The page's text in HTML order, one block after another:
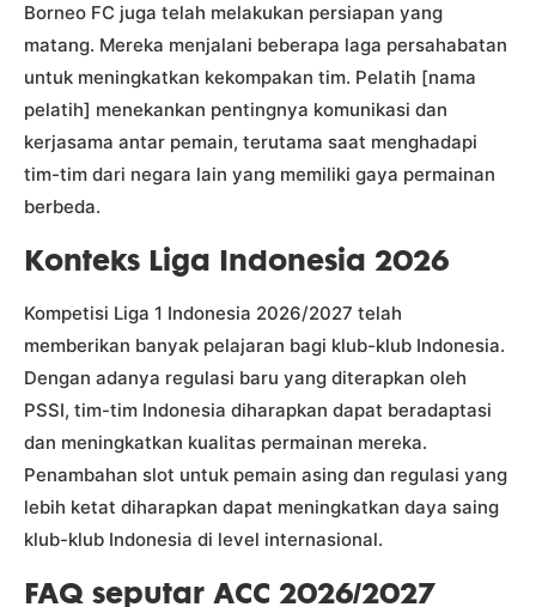
Borneo FC juga telah melakukan persiapan yang
matang. Mereka menjalani beberapa laga persahabatan
untuk meningkatkan kekompakan tim. Pelatih [nama
pelatih] menekankan pentingnya komunikasi dan
kerjasama antar pemain, terutama saat menghadapi
tim-tim dari negara lain yang memiliki gaya permainan
berbeda.
Konteks Liga Indonesia 2026
Kompetisi Liga 1 Indonesia 2026/2027 telah
memberikan banyak pelajaran bagi klub-klub Indonesia.
Dengan adanya regulasi baru yang diterapkan oleh
PSSI, tim-tim Indonesia diharapkan dapat beradaptasi
dan meningkatkan kualitas permainan mereka.
Penambahan slot untuk pemain asing dan regulasi yang
lebih ketat diharapkan dapat meningkatkan daya saing
klub-klub Indonesia di level internasional.
FAQ seputar ACC 2026/2027